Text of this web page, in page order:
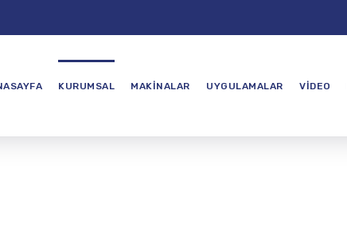
KURUMSAL MAKINALAR UYGULAMALAR VIDEO